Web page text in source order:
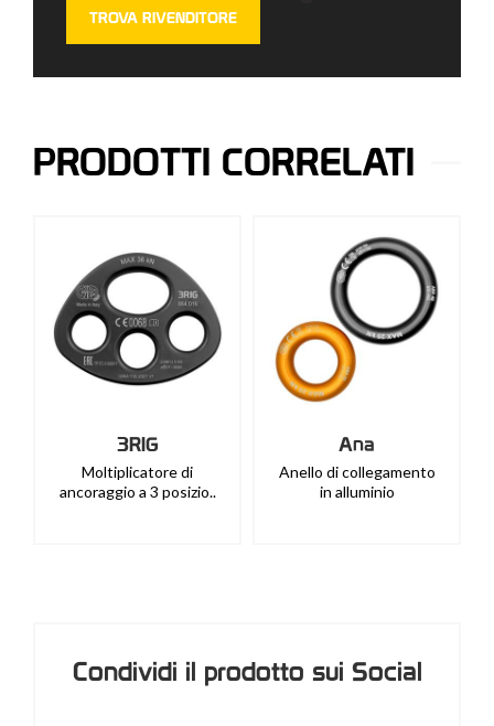
TROVA RIVENDITORE
PRODOTTI CORRELATI
Ana
Anello di collegamento
in alluminio
Discorig
Piastra per connessioni
multiple, permet..
Condividi il prodotto sui Social